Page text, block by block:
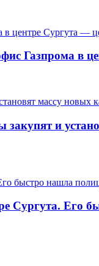
Газпрома в
и
Сургута. Его